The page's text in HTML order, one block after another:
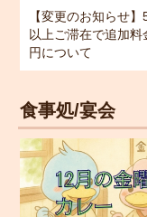
【変更のお知らせ】
以上ご滞在で追加料
円について
食事処/宴会